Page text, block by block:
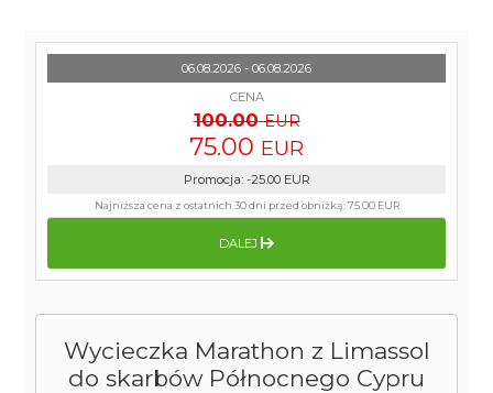
Wycieczka Marathon z Limassol
do skarbów Północnego Cypru
06.08.2026 - 06.08.2026
CENA
100.00 EUR
75.00 EUR
Promocja: -25.00 EUR
Najniższa cena z ostatnich 30 dni przed obniżką:75.00 EUR
DALEJ